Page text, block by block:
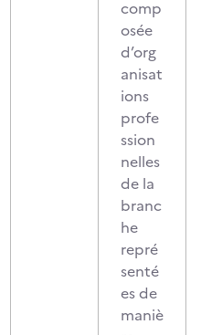
comp
osée
d’org
anisat
ions
profe
ssion
nelles
de la
branc
he
repré
senté
es de
maniè